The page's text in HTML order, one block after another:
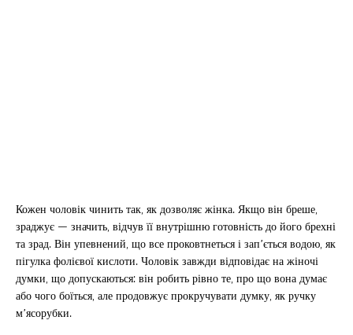
Кожен чоловік чинить так, як дозволяє жінка. Якщо він бреше,
зраджує — значить, відчув її внутрішню готовність до його брехні
та зрад. Він упевнений, що все проковтнеться і зап’ється водою, як
пігулка фолієвої кислоти. Чоловік завжди відповідає на жіночі
думки, що допускаються: він робить рівно те, про що вона думає
або чого боїться, але продовжує прокручувати думку, як ручку
м’ясорубки.